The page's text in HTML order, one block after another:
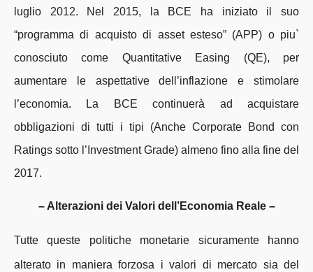
luglio 2012. Nel 2015, la BCE ha iniziato il suo
“programma di acquisto di asset esteso” (APP) o piu`
conosciuto come Quantitative Easing (QE), per
aumentare le aspettative dell’inflazione e stimolare
l’economia. La BCE continuerà ad acquistare
obbligazioni di tutti i tipi (Anche Corporate Bond con
Ratings sotto l’Investment Grade) almeno fino alla fine del
2017.
– Alterazioni dei Valori dell’Economia Reale –
Tutte queste politiche monetarie sicuramente hanno
alterato in maniera forzosa i valori di mercato sia del